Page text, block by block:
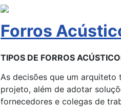
Forros
TIPOS DE FORROS
As decisões que um arquiteto
projeto, além de adotar
fornecedores e colegas de